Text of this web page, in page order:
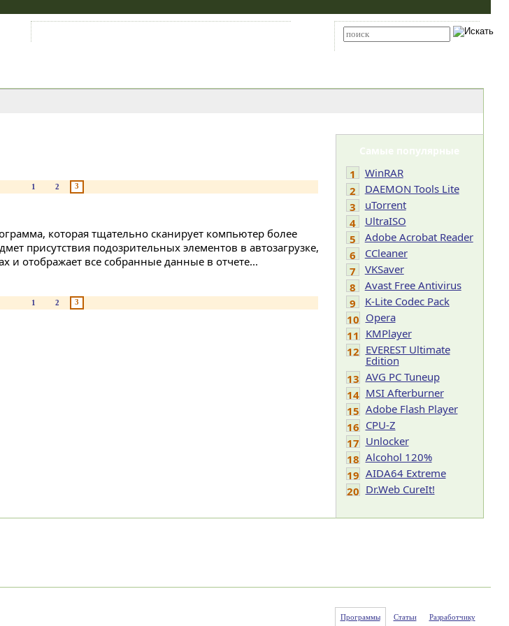
1 2 3
которая тщательно сканирует компьютер более
присутствия подозрительных элементов в автозагрузке,
и отображает все собранные данные в отчете...
1 2 3
Самые популярные
1
WinRAR
2
DAEMON Tools Lite
3
uTorrent
4
UltraISO
5
Adobe Acrobat Reader
6
CCleaner
7
VKSaver
8
Avast Free Antivirus
9
K-Lite Codec Pack
10 Opera
11 KMPlayer
12 EVEREST Ultimate
Edition
13 AVG PC Tuneup
14 MSI Afterburner
15 Adobe Flash Player
16 CPU-Z
17 Unlocker
18 Alcohol 120%
19 AIDA64 Extreme
20 Dr.Web CureIt!
Программы Статьи Разработчику